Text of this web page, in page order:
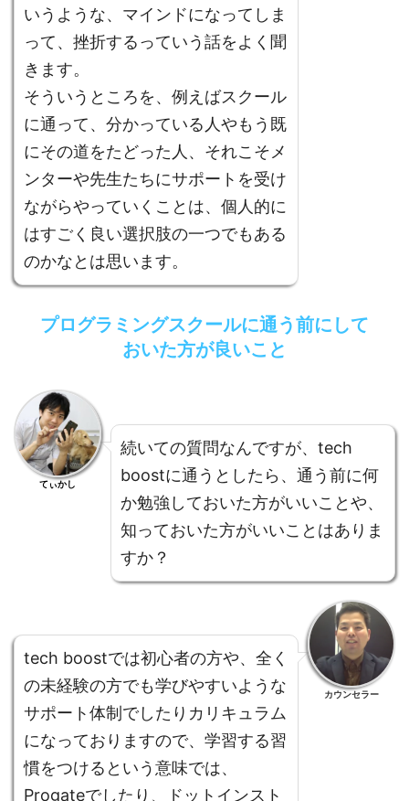
いうような、マインドになってしま
って、挫折するっていう話をよく聞
きます。
そういうところを、例えばスクール
に通って、分かっている人やもう既
にその道をたどった人、それこそメ
ンターや先生たちにサポートを受け
ながらやっていくことは、個人的に
はすごく良い選択肢の一つでもある
のかなとは思います。
プログラミングスクールに通う前にして
おいた方が良いこと
てぃかし
続いての質問なんですが、tech
boostに通うとしたら、通う前に何
か勉強しておいた方がいいことや、
知っておいた方がいいことはありま
すか？
tech boostでは初心者の方や、全く
の未経験の方でも学びやすいような
サポート体制でしたりカリキュラム
になっておりますので、学習する習
慣をつけるという意味では、
Progateでしたり、ドットインスト
カウンセラー